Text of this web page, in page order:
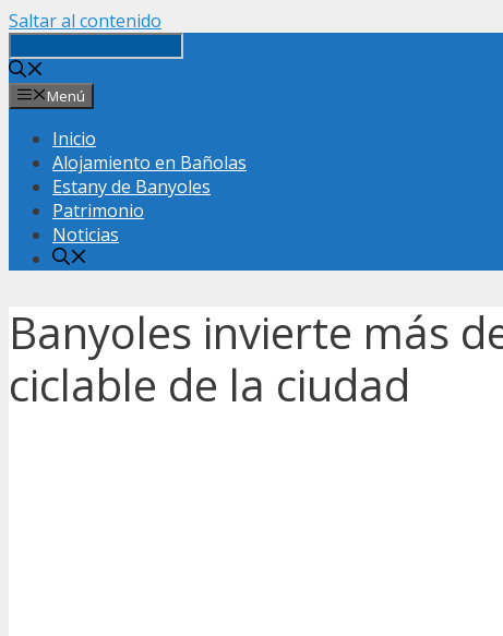
Saltar al contenido
Menú
Inicio
Alojamiento en Bañolas
Estany de Banyoles
Patrimonio
Noticias
Banyoles invierte más
ciclable de la ciudad